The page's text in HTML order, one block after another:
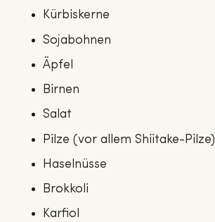
Kürbiskerne
Sojabohnen
Äpfel
Birnen
Salat
Pilze (vor allem Shiitake-Pilze)
Haselnüsse
Brokkoli
Karfiol